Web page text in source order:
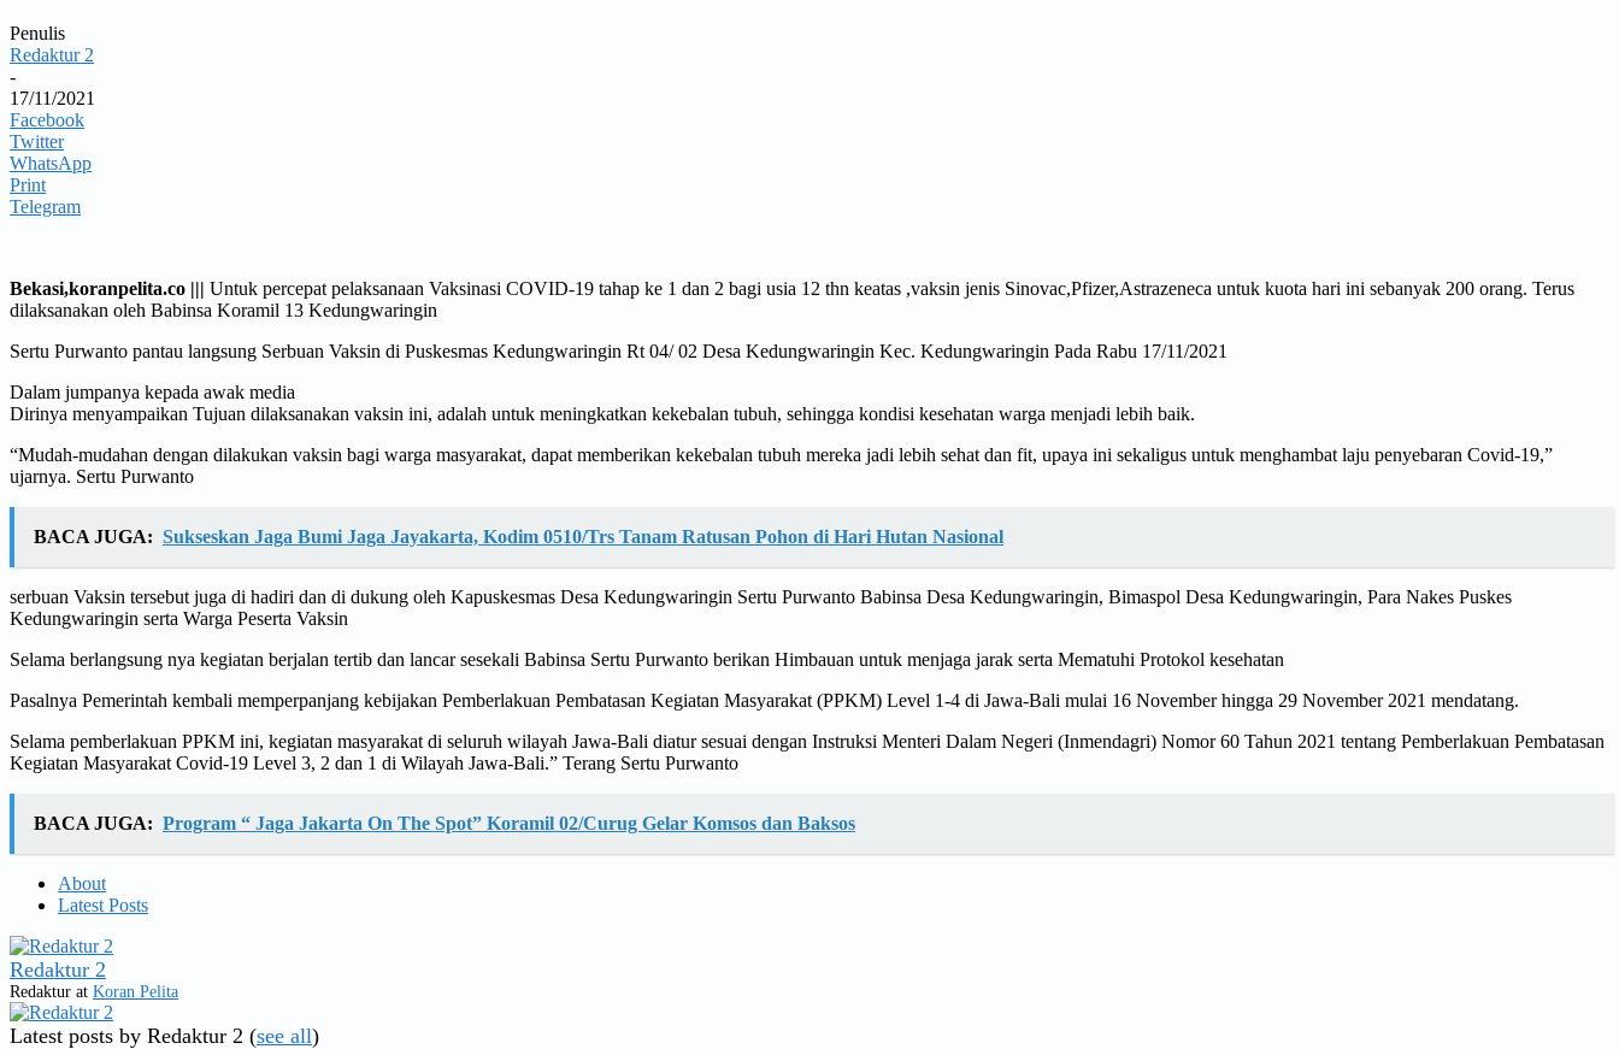
Penulis
Redaktur 2
-
17/11/2021
Facebook
Twitter
WhatsApp
Print
Telegram
Bekasi,koranpelita.co ||| Untuk percepat pelaksanaan Vaksinasi COVID-19 tahap ke 1 dan 2 bagi usia 12 thn keatas ,vaksin jenis Sinovac,Pfizer,Astrazeneca untuk kuota hari ini sebanyak 200 orang. Terus
dilaksanakan oleh Babinsa Koramil 13 Kedungwaringin
Sertu Purwanto pantau langsung Serbuan Vaksin di Puskesmas Kedungwaringin Rt 04/ 02 Desa Kedungwaringin Kec. Kedungwaringin Pada Rabu 17/11/2021
Dalam jumpanya kepada awak media
Dirinya menyampaikan Tujuan dilaksanakan vaksin ini, adalah untuk meningkatkan kekebalan tubuh, sehingga kondisi kesehatan warga menjadi lebih baik.
“Mudah-mudahan dengan dilakukan vaksin bagi warga masyarakat, dapat memberikan kekebalan tubuh mereka jadi lebih sehat dan fit, upaya ini sekaligus untuk menghambat laju penyebaran Covid-19,”
ujarnya. Sertu Purwanto
BACA JUGA: Sukseskan Jaga Bumi Jaga Jayakarta, Kodim 0510/Trs Tanam Ratusan Pohon di Hari Hutan Nasional
serbuan Vaksin tersebut juga di hadiri dan di dukung oleh Kapuskesmas Desa Kedungwaringin Sertu Purwanto Babinsa Desa Kedungwaringin, Bimaspol Desa Kedungwaringin, Para Nakes Puskes
Kedungwaringin serta Warga Peserta Vaksin
Selama berlangsung nya kegiatan berjalan tertib dan lancar sesekali Babinsa Sertu Purwanto berikan Himbauan untuk menjaga jarak serta Mematuhi Protokol kesehatan
Pasalnya Pemerintah kembali memperpanjang kebijakan Pemberlakuan Pembatasan Kegiatan Masyarakat (PPKM) Level 1-4 di Jawa-Bali mulai 16 November hingga 29 November 2021 mendatang.
Selama pemberlakuan PPKM ini, kegiatan masyarakat di seluruh wilayah Jawa-Bali diatur sesuai dengan Instruksi Menteri Dalam Negeri (Inmendagri) Nomor 60 Tahun 2021 tentang Pemberlakuan Pembatasan
Kegiatan Masyarakat Covid-19 Level 3, 2 dan 1 di Wilayah Jawa-Bali.” Terang Sertu Purwanto
BACA JUGA: Program “ Jaga Jakarta On The Spot” Koramil 02/Curug Gelar Komsos dan Baksos
About
Latest Posts
Redaktur 2
Redaktur at Koran Pelita
Latest posts by Redaktur 2 (see all)